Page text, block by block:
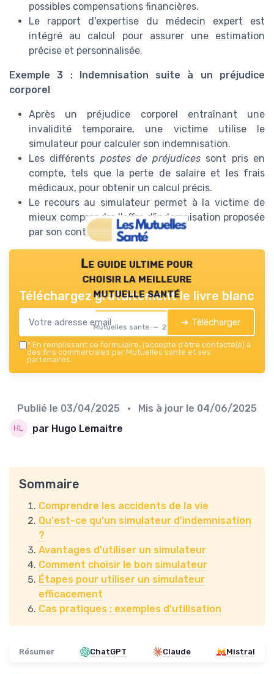
possibles compensations financières.
Le rapport d'expertise du médecin expert est
intégré au calcul pour assurer une estimation
précise et personnalisée.
Exemple 3 : Indemnisation suite à un préjudice
corporel
Après un préjudice corporel entraînant une
invalidité temporaire, une victime utilise le
simulateur pour calculer son indemnisation.
Les différents postes de préjudices sont pris en
compte, tels que la perte de salaire et les frais
médicaux, pour obtenir un calcul précis.
Le recours au simulateur permet à la victime de
mieux comprendre l'offre d'indemnisation proposée
par son contrat d'assurance.
Le guide ultime pour
choisir la meilleure
mutuelle santé
Mutuelles sante — 2026
Téléchargez gratuitement le livre blanc
➔ Télécharger
* En remplissant ce formulaire, j’accepte d’être contacté(e) à
des fins commerciales par Mutuelles sante et ses
partenaires.
Publié le 03/04/2025 • Mis à jour le 04/06/2025
par Hugo Lemaitre
Sommaire
Comprendre les accidents de la vie
Qu'est-ce qu'un simulateur d'indemnisation
?
Avantages d'utiliser un simulateur
Comment choisir le bon simulateur
Étapes pour utiliser un simulateur
efficacement
Cas pratiques : exemples d'utilisation
Résumer ChatGPT Claude Mistral